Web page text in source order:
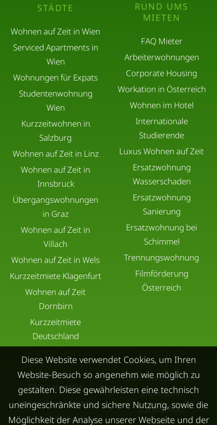
STÄDTE
Wohnen auf Zeit in Wien
Serviced Apartments in
Wien
Wohnungen für Expats
Studentenwohnung
Wien
Kurzzeitwohnen in
Salzburg
Wohnen auf Zeit in Linz
Wohnen auf Zeit in
Innsbruck
Übergangswohnungen
in Graz
Wohnen auf Zeit in
Villach
Wohnen auf Zeit in Wels
Kurzzeitmiete Klagenfurt
Wohnen auf Zeit
Dornbirn
Kurzzeitmiete
Deutschland
RUND UMS
MIETEN
FAQ Mieter
Arbeiterwohnungen
Corporate Housing
Workation in Österreich
Wohnen im Hotel
Internationale
Studierende
Luxus Wohnen auf Zeit
Ersatzwohnung
Wasserschaden
Ersatzwohnung
Sanierung
Ersatzwohnung bei
Schimmel
Trennungswohnung
Filmförderung
Österreich
VERMIETEN
FAQ Vermieter
Immobilie vermieten
Leerstandsabgabe
KONTAKT
Über Kurzzeitmiete
Impressum
Datenschutz
Diese Website verwendet Cookies, um Ihren
Website-Besuch so angenehm wie möglich zu
gestalten. Diese gewährleisten eine technisch
uneingeschränkte und sichere Nutzung, sowie die
Möglichkeit der Analyse unserer Webseite und der